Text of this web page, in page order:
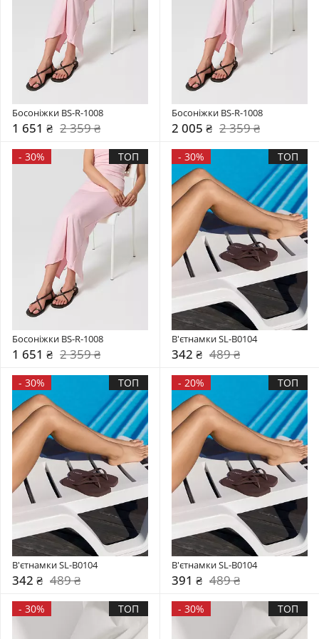
Босоніжки BS-R-1008
1 651 ₴ 2 359 ₴
Босоніжки BS-R-1008
2 005 ₴ 2 359 ₴
- 30% ТОП
Босоніжки BS-R-1008
1 651 ₴ 2 359 ₴
- 30% ТОП
В'єтнамки SL-B0104
342 ₴ 489 ₴
- 30% ТОП
В'єтнамки SL-B0104
342 ₴ 489 ₴
- 20% ТОП
В'єтнамки SL-B0104
391 ₴ 489 ₴
- 30% ТОП - 30% ТОП